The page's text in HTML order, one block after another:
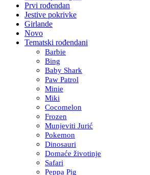
Prvi rođendan
Jestive pokrivke
Girlande
Novo
Tematski rođendani
Barbie
Bing
Baby Shark
Paw Patrol
Minie
Miki
Cocomelon
Frozen
Munjeviti Jurić
Pokemon
Dinosauri
Domaće životinje
Safari
Peppa Pig